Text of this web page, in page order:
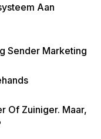
Aan
Sender Marketing
Of Zuiniger. Maar,